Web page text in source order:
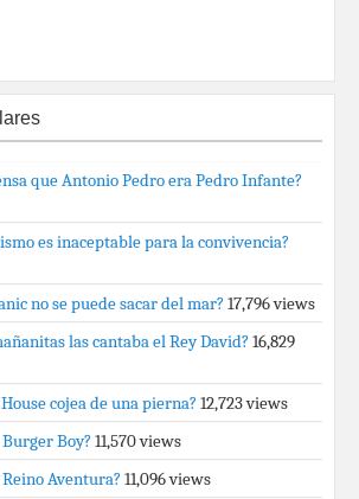
que Antonio Pedro era Pedro Infante?
es inaceptable para la convivencia?
no se puede sacar del mar? 17,796 views
las cantaba el Rey David? 16,829
cojea de una pierna? 12,723 views
Boy? 11,570 views
Aventura? 11,096 views